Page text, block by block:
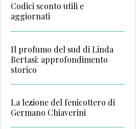
Codici sconto utili e
aggiornati
Il profumo del sud di Linda
Bertasi: approfondimento
storico
La lezione del fenicottero di
Germano Chiaverini